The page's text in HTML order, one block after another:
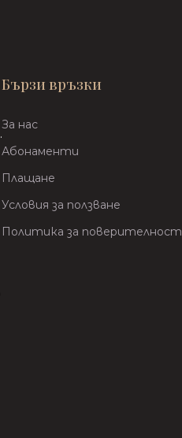
Бързи връзки
За нас
Абонаменти
Плащане
Условия за ползване
Политика за поверителност